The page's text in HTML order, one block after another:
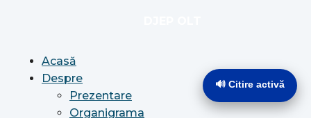
Acasă
Despre
Prezentare
Organigrama
🔊 Citire activă